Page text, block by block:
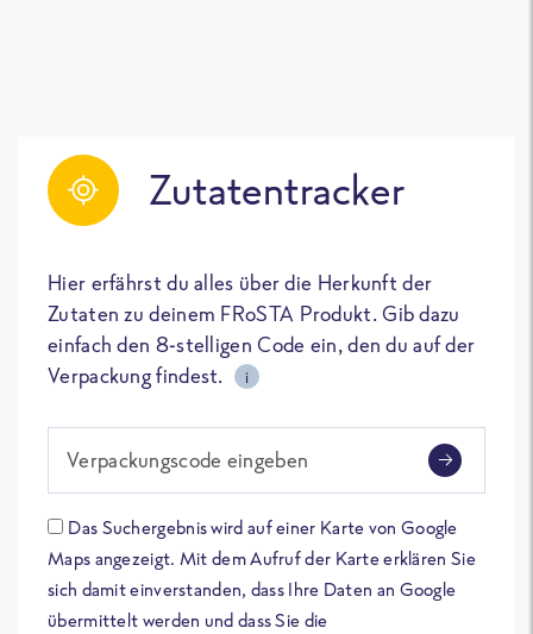
Zutatentracker
Hier erfährst du alles über die Herkunft der
Zutaten zu deinem FRoSTA Produkt. Gib dazu
einfach den 8-stelligen Code ein, den du auf der
Verpackung findest.
i
Verpackungscode eingeben
Das Suchergebnis wird auf einer Karte von Google
Maps angezeigt. Mit dem Aufruf der Karte erklären Sie
sich damit einverstanden, dass Ihre Daten an Google
übermittelt werden und dass Sie die